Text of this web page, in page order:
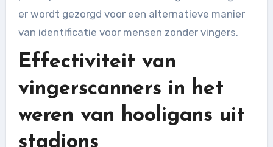
er wordt gezorgd voor een alternatieve manier
van identificatie voor mensen zonder vingers.
Effectiviteit van
vingerscanners in het
weren van hooligans uit
stadions